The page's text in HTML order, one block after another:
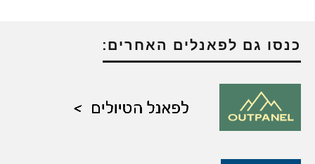
כנסו גם לפאנלים האחרים: